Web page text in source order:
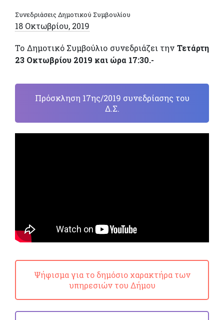
Συνεδριάσεις Δημοτικού Συμβουλίου
18 Οκτωβρίου, 2019
Το Δημοτικό Συμβούλιο συνεδριάζει την Τετάρτη
23 Οκτωβρίου 2019 και ώρα 17:30.-
Πρόσκληση 17ης/2019 συνεδρίασης του
Δ.Σ.
Ψήφισμα για το δημόσιο χαρακτήρα των
υπηρεσιών του Δήμου